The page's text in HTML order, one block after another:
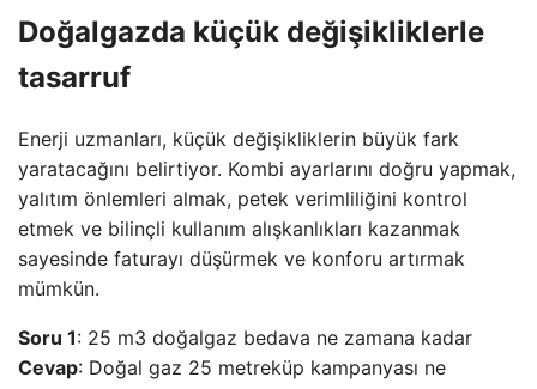
Doğalgazda küçük değişikliklerle
tasarruf
Enerji uzmanları, küçük değişikliklerin büyük fark
yaratacağını belirtiyor. Kombi ayarlarını doğru yapmak,
yalıtım önlemleri almak, petek verimliliğini kontrol
etmek ve bilinçli kullanım alışkanlıkları kazanmak
sayesinde faturayı düşürmek ve konforu artırmak
mümkün.
Soru 1: 25 m3 doğalgaz bedava ne zamana kadar
Cevap: Doğal gaz 25 metreküp kampanyası ne